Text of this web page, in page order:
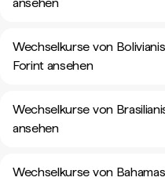
Wechselkurse von
Forint ansehen
Wechselkurse von
ansehen
Wechselkurse von